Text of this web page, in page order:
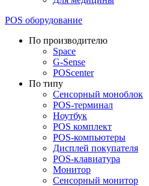
POS оборудование
По производителю
Space
G-Sense
POScenter
По типу
Сенсорный моноблок
POS-терминал
Ноутбук
POS комплект
POS-компьютеры
Дисплей покупателя
POS-клавиатура
Монитор
Сенсорный монитор